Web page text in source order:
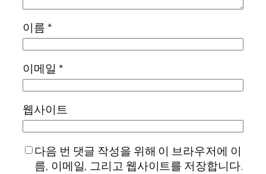
이름*
이메일 *
웹사이트
다음 번 댓글 작성을 위해 이 브라우저에 이
름, 이메일, 그리고 웹사이트를 저장합니다.